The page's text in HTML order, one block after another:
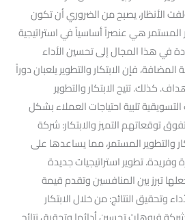
الأنظار، يصبح من الضروري أن تكون
المستمر هي عنصراً أساسياً في استراتيجية
في هذا المجال إلى تحسين الأداء
فإن الابتكار والتطوير يلعبان دوراً
كذلك. تتيح الابتكار والتطوير
تلبية احتياجات العملاء بشكل
توقعاتهم التميز والابتكار: شركة
والتطوير المستمر، مما يساعدها على
تطوير استراتيجيات جديدة
تبرز بين المنافسين وتقدم قيمة
وتحقيق النتائج: من خلال الابتكار